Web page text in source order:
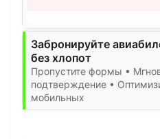
Забронируйте
без хлопот
Пропустите формы •
подтверждение •
мобильных